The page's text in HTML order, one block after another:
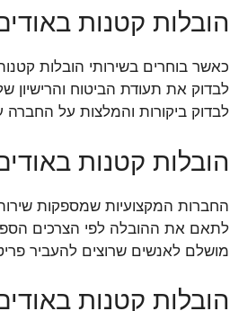
הובלות קטנות
כאשר בוחרים בשירותי הובלות
לבדוק את תעודת הביטוח
לבדוק ביקורות והמלצות על החברה
הובלות קטנות
החברות המקצועיות שמספקות
לתאם את ההובלה לפי הצרכים
מושלם לאנשים שרוצים להעביר
הובלות קטנות